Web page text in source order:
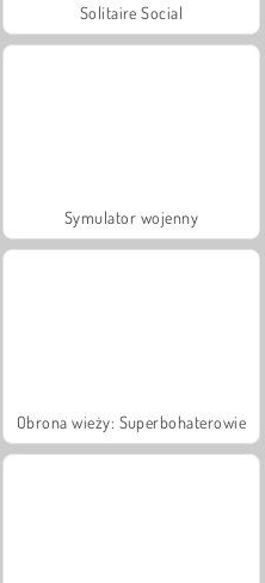
Solitaire Social
Symulator wojenny
Obrona wieży: Superbohaterowie